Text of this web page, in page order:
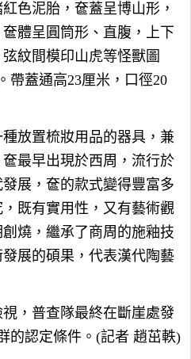
色泥胎，奩蓋呈博山形，
體呈圓筒形、直腹，上下
紋間模印山虎等怪獸圖
帶蓋通高23厘米，口徑20
放置梳妝用品的器具，兼
最早出現於西周，流行於
展，奩的款式變得豐富多
既有實用性，又有藝術觀
燒，繼承了商周的施釉技
展的碩果，代表漢代陶藝
，普查隊最終在斷崖處發
的認定條件。(記者 趙茁軼)